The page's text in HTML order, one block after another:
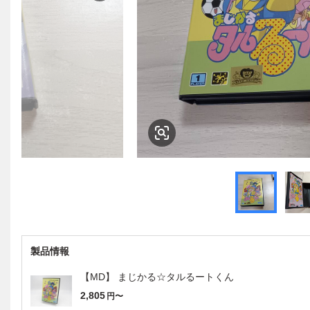
製品情報
【MD】 まじかる☆タルるートくん
2,805 円〜